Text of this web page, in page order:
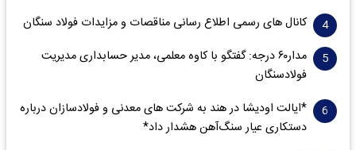
کانال های رسمی اطلاع رسانی مناقصات و مزایدات فولاد سنگان
مدار‌۶٠ درجه: گفتگو با کاوه معلمی، مدیر حسابداری مدیریت
فولادسنگان
*ایالت اودیشا در هند به شرکت های معدنی و فولادسازان درباره
دستکاری عیار سنگ‌آهن هشدار داد*